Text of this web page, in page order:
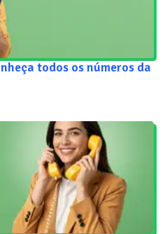
todos os números da